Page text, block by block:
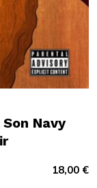
Navy
18,00 €